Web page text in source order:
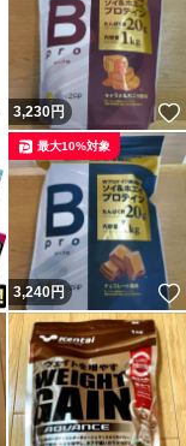
いいね！
3,230円
いいね！
3,240円
最大10%対象